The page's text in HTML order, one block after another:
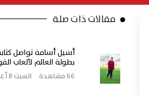
مقالات ذات صلة
أسيل أسامة تواصل
بطولة العالم لألعاب
66 مشاهدة السبت 8 أغسطس, 2026 01:11